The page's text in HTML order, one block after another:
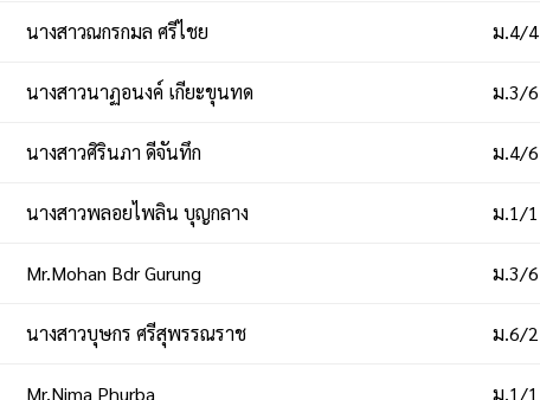
นางสาวณกรกมล ศรีไชย ม.4/4
นางสาวนาฏอนงค์ เกียะขุนทด ม.3/6
นางสาวศิรินภา ดีจันทึก ม.4/6
นางสาวพลอยไพลิน บุญกลาง ม.1/1
Mr.Mohan Bdr Gurung ม.3/6
นางสาวบุษกร ศรีสุพรรณราช ม.6/2
Mr.Nima Phurba ม.1/1